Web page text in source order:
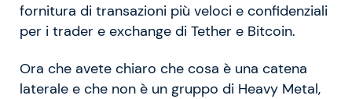
fornitura di transazioni più veloci e confidenziali
per i trader e exchange di Tether e Bitcoin.
Ora che avete chiaro che cosa è una catena
laterale e che non è un gruppo di Heavy Metal,